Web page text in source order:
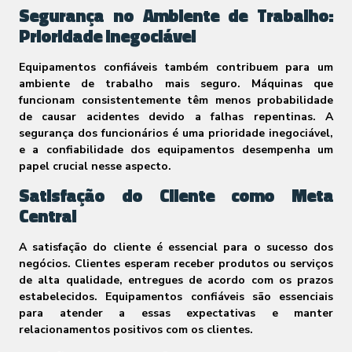
Segurança no Ambiente de Trabalho:
Prioridade Inegociável
Equipamentos confiáveis também contribuem para um
ambiente de trabalho mais seguro. Máquinas que
funcionam consistentemente têm menos probabilidade
de causar acidentes devido a falhas repentinas. A
segurança dos funcionários é uma prioridade inegociável,
e a confiabilidade dos equipamentos desempenha um
papel crucial nesse aspecto.
Satisfação do Cliente como Meta
Central
A satisfação do cliente é essencial para o sucesso dos
negócios. Clientes esperam receber produtos ou serviços
de alta qualidade, entregues de acordo com os prazos
estabelecidos. Equipamentos confiáveis são essenciais
para atender a essas expectativas e manter
relacionamentos positivos com os clientes.